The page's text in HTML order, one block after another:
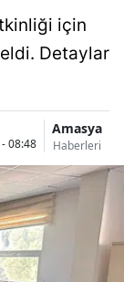
için
Detaylar
08:48
Amasya
Haberleri